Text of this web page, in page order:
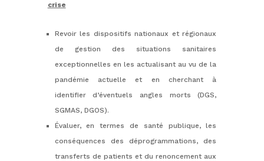
crise
Revoir les dispositifs nationaux et régionaux
de gestion des situations sanitaires
exceptionnelles en les actualisant au vu de la
pandémie actuelle et en cherchant à
identifier d’éventuels angles morts (DGS,
SGMAS, DGOS).
Évaluer, en termes de santé publique, les
conséquences des déprogrammations, des
transferts de patients et du renoncement aux